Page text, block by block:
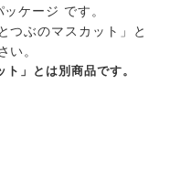
ケージ です。
つぶのマスカット」と
い。
」とは別商品です。